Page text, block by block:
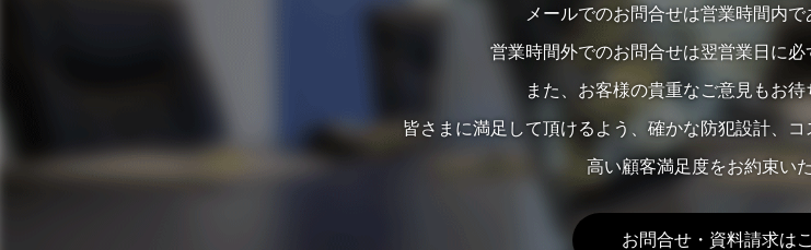
メールでのお問合せは営業時間内で
営業時間外でのお問合せは翌営業日に必
また、お客様の貴重なご意見もお待
皆さまに満足して頂けるよう、確かな防犯設計、コ
高い顧客満足度をお約束い
お問合せ・資料請求は